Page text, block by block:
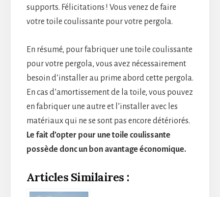
supports. Félicitations ! Vous venez de faire
votre toile coulissante pour votre pergola.
En résumé, pour fabriquer une toile coulissante
pour votre pergola, vous avez nécessairement
besoin d’installer au prime abord cette pergola.
En cas d’amortissement de la toile, vous pouvez
en fabriquer une autre et l’installer avec les
matériaux qui ne se sont pas encore détériorés.
Le fait d’opter pour une toile coulissante
possède donc un bon avantage économique.
Articles Similaires :